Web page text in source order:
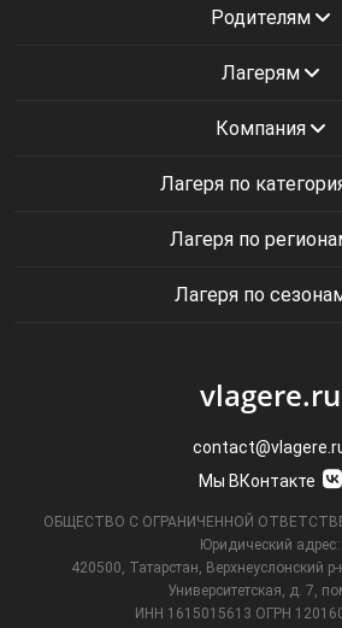
Родителям
Лагерям
Компания
Лагеря по
Лагеря по
Лагеря по
vlagere.ru
Мы ВКонтакте
ОБЩЕСТВО С ОГРАНИЧЕННОЙ
Юридический адрес:
420500, Татарстан, Верхнеуслонский
Университетская,
д. 7,
ИНН 1615015613 ОГРН